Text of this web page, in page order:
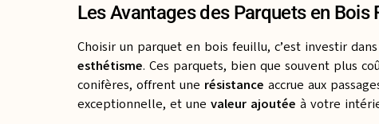
Les Avantages des Parquets en Bois
Choisir un parquet en bois feuillu, c’est investir
esthétisme. Ces parquets, bien que souvent plus
conifères, offrent une résistance accrue aux
exceptionnelle, et une valeur ajoutée à votre